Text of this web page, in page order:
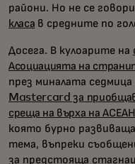
райони. Но не се
класа в средните по
Досега. В кулоарите на
Асоциацията на
през миналата седмица
Mastercard за
среща на върха на
която бурно
тема, въпреки
за предстояща